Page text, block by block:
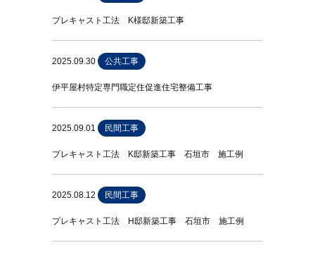
プレキャスト工法 K様邸新築工事
2025.09.30 公共工事
伊平屋村特定専門職定住促進住宅整備工事
2025.09.01 民間工事
プレキャスト工法 K邸新築工事 石垣市 施工例
2025.08.12 民間工事
プレキャスト工法 H邸新築工事 石垣市 施工例